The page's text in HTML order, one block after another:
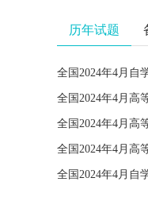
历年试题
全国2024年4月自
全国2024年4月高
全国2024年4月高
全国2024年4月自